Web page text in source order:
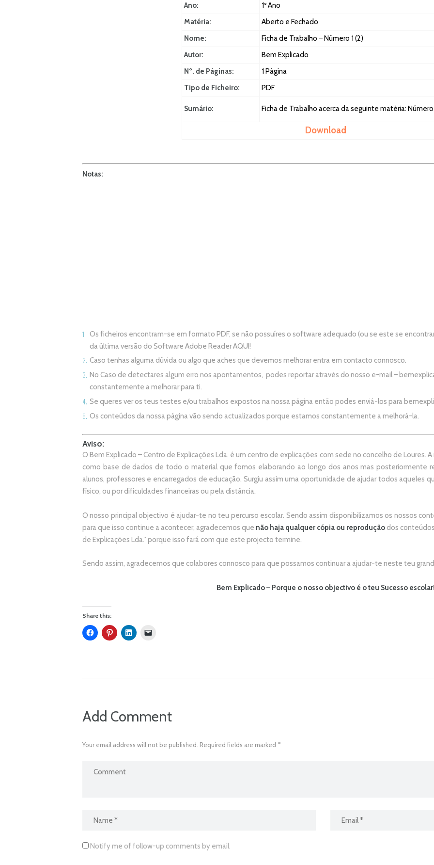
Ano:
1º Ano
Matéria:
Aberto e Fechado
Nome:
Ficha de Trabalho – Número 1 (2)
Autor:
Bem Explicado
Nº. de Páginas:
1 Página
Tipo de Ficheiro:
PDF
Sumário: Ficha de Trabalho acerca da seguinte matéria: Número
Download
Notas:
Os ficheiros encontram-se em formato PDF, se não possuíres o software adequado (ou se este se
da última versão do Software Adobe ReaderAQUI!
Caso tenhas alguma dúvida ou algo que aches que devemos melhorar entra em contacto connosco.
No Caso de detectares algum erro nos apontamentos, podes reportar através do nosso e-mail –
constantemente a melhorar para ti.
Se queres ver os teus testes e/ou trabalhos expostos na nossa página então podes enviá-los para
Os conteúdos da nossa página vão sendo actualizados porque estamos constantemente a melhorá-la.
Aviso:
O Bem Explicado – Centro de Explicações Lda. é um centro de explicações com sede no concelho de Loures.
como base de dados de todo o material que fomos elaborando ao longo dos anos mas posteriormente
alunos, professores e encarregados de educação. Surgiu assim uma oportunidade de ajudar todos aqueles
físico, ou por dificuldades financeiras ou pela distância.
O nosso principal objectivo é ajudar-te no teu percurso escolar. Sendo assim disponibilizamos os nossos
para que isso continue a acontecer, agradecemos que não haja qualquer cópia ou reprodução dos
de Explicações Lda.” porque isso fará com que este projecto termine.
Sendo assim, agradecemos que colabores connosco para que possamos continuar a ajudar-te neste teu
Bem Explicado – Porque o nosso objectivo é o teu Sucesso
Share this:
Add Comment
Your email address will not be published. Required fields are marked *
Notify me of follow-up comments by email.